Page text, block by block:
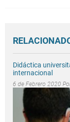
Didáctica
internacional
6 de Febrero 2020